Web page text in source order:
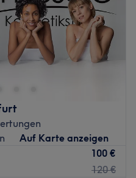
Auf Karte anzeigen
100 €
120 €